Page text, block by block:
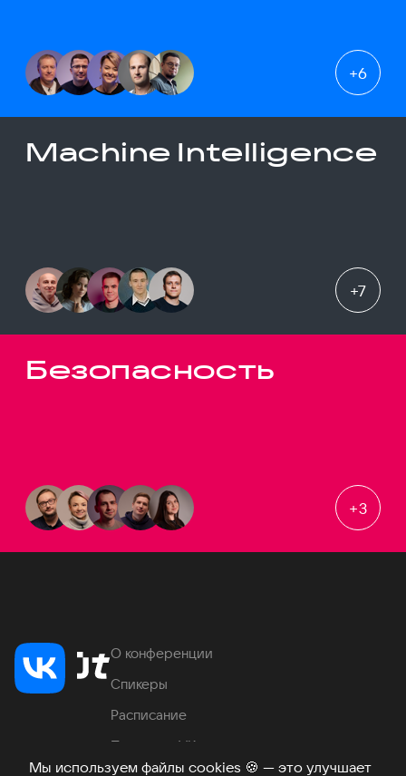
Мы используем файлы cookies 🍪 — это улучшает
+6
Machine Intelligence
+7
Безопасность
+3
О конференции
Спикеры
Расписание
Продукты VK